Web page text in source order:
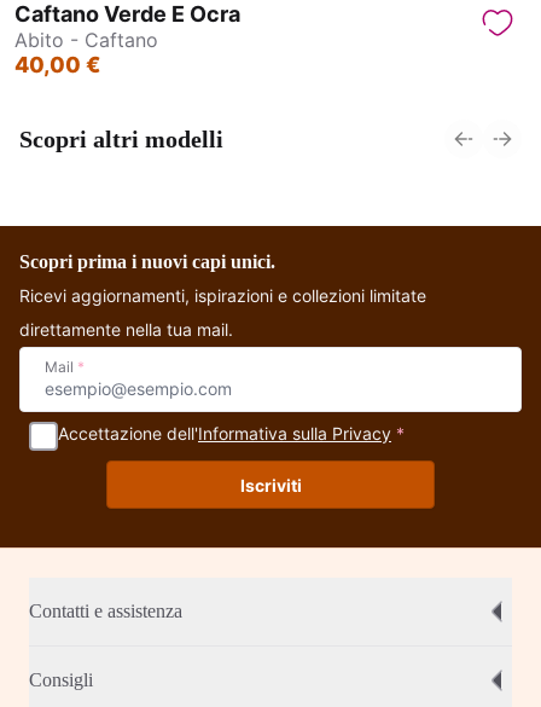
Caftano Verde E Ocra
Abito - Caftano
40,00 €
Scopri altri modelli
Scopri prima i nuovi capi unici.
Ricevi aggiornamenti, ispirazioni e collezioni limitate
direttamente nella tua mail.
Mail *
Accettazione dell'Informativa sulla Privacy *
Iscriviti
Contatti e assistenza
Consigli